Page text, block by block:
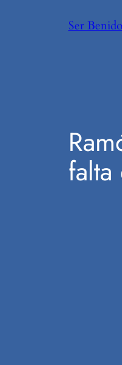
Ser